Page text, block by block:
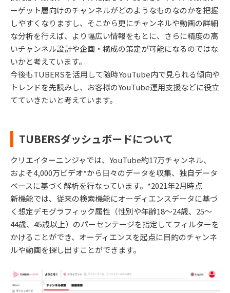
ーゲット層向けのチャンネルがどのようなものなのかを把握
しやすくなりますし、そこから更にチャンネルや動画の詳細
な分析を行えば、より幅広い情報をもとに、さらに精度の高
いチャンネル設計や企画・構成の策定が可能になるのではな
いかと考えています。
今後もTUBERSを活用して随時YouTube内で見られる傾向や
トレンドを先読みし、お客様のYouTube運用支援などに役立
てていきたいと考えています。
TUBERSダッシュボードについて
クリエイターニンジャでは、YouTube約17万チャンネル、
およそ4,000万ビデオ*から日々のデータを収集、独自データ
ベースに基づく解析を行なっています。*2021年2月時点
新機能では、従来の検索機能にオーディエンスデータに基づ
く想定デモグラフィック属性（性別や年齢18〜24歳、25〜
44歳、45歳以上）のパーセンテージを指定してフィルターを
かけることができ、オーディエンスを起点に目的のチャンネ
ルや動画を探し出すことができます。